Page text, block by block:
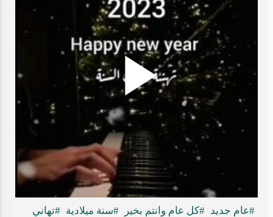
Play
#عام جديد #كل عام وانتم بخير #سنة ميلادية #تهاني